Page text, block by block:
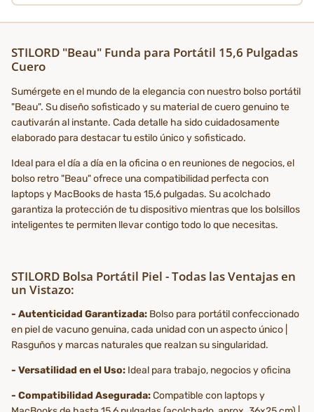
STILORD "Beau" Funda para Portátil 15,6 Pulgadas
Cuero
Sumérgete en el mundo de la elegancia con nuestro bolso portátil
"Beau". Su diseño sofisticado y su material de cuero genuino te
cautivarán al instante. Cada detalle ha sido cuidadosamente
elaborado para destacar tu estilo único y sofisticado.
Ideal para el día a día en la oficina o en reuniones de negocios, el
bolso retro "Beau" ofrece una compatibilidad perfecta con
laptops y MacBooks de hasta 15,6 pulgadas. Su acolchado
garantiza la protección de tu dispositivo mientras que los bolsillos
inteligentes te permiten llevar contigo todo lo que necesitas.
STILORD Bolsa Portátil Piel - Todas las Ventajas en
un Vistazo:
- Autenticidad Garantizada: Bolso para portátil confeccionado
en piel de vacuno genuina, cada unidad con un aspecto único |
Rasguños y marcas naturales que realzan su singularidad.
- Versatilidad en el Uso: Ideal para trabajo, negocios y oficina
- Compatibilidad Asegurada:Compatible con laptops y